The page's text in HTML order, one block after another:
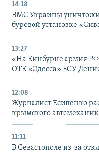
14:18
ВМС Украины
буровой установке
13:27
«На Кинбурне армия РФ
ОТК «Одесса» ВСУ
12:08
Журналист Есипенко
крымского
11:11
В Севастополе из-за